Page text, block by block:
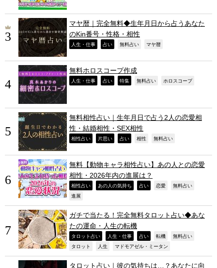
マヤ暦｜完全無料◆生年月日から占うあなた
のKin番号・性格・相性
人生・仕事 占い 無料占い マヤ暦
無料ホロスコープ作成
人生・仕事 占い 特集 無料占い ホロスコープ
無料相性占い｜生年月日で占う2人の恋愛相
性・結婚相性・SEX相性
相性占い 片思い 占い 相性 無料占い
無料【動物キャラ相性占い】あの人との恋愛
相性・2026年内の進展は？
相性占い あの人の気持ち 占い 恋愛 無料占い
進展
ガチで当たる！完全無料タロット占い◆あな
たの運命・人生の転機
タロット占い 人生・仕事 占い 転機 無料占い
タロット 人生 マドモアゼル・ミータン
タロット占い｜彼の気持ちは…？あなたに向